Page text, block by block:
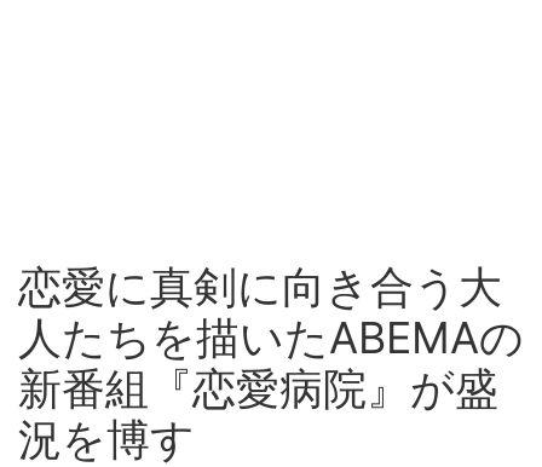
恋愛に真剣に向き合う大
人たちを描いたABEMAの
新番組『恋愛病院』が盛
況を博す